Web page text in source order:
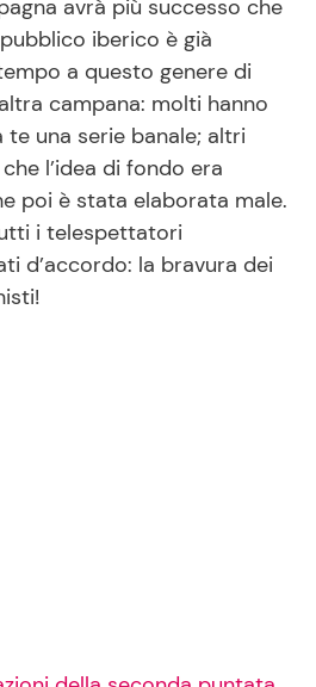
avrà più successo che
iberico è già
a questo genere di
campana: molti hanno
una serie banale; altri
l’idea di fondo era
poi è stata elaborata male.
i telespettatori
d’accordo: la bravura dei